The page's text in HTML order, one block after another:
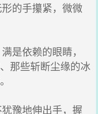
的手攥紧，微微
是依赖的眼睛，
那些斩断尘缘的冰
豫地伸出手，握